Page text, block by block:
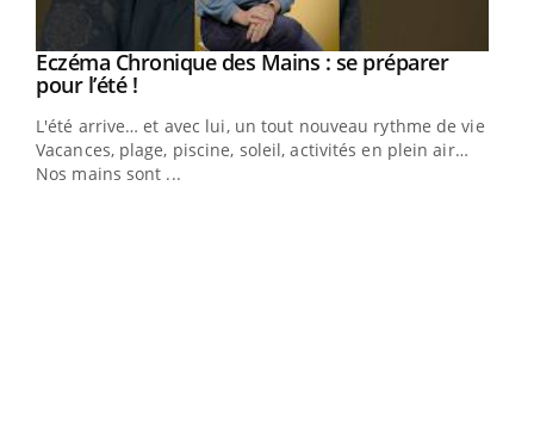
Youtube
Eczéma Chronique des Mains : se préparer
pour l’été !Youtube
L'été arrive… et avec lui, un tout nouveau rythme de vie !
Vacances, plage, piscine, soleil, activités en plein air…
Nos mains sont ...